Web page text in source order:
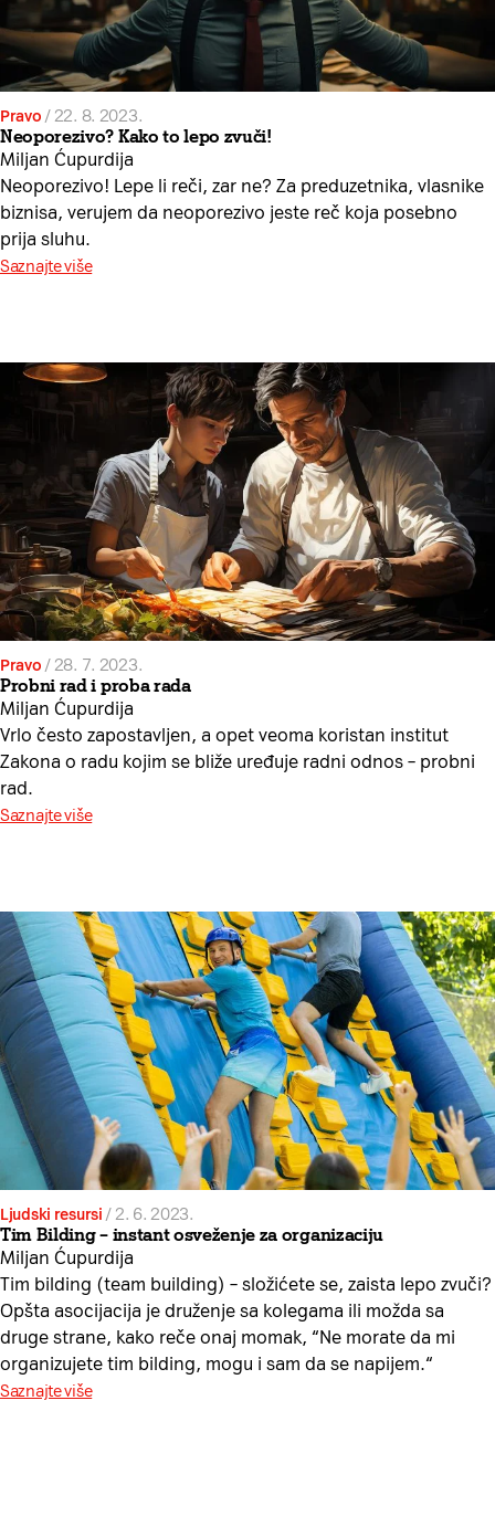
Pravo /22. 8. 2023.
Neoporezivo? Kako to lepo zvuči!
Miljan Ćupurdija
Neoporezivo! Lepe li reči, zar ne? Za preduzetnika, vlasnike
biznisa, verujem da neoporezivo jeste reč koja posebno
prija sluhu.
Saznajte više
Pravo /28. 7. 2023.
Probni rad i proba rada
Miljan Ćupurdija
Vrlo često zapostavljen, a opet veoma koristan institut
Zakona o radu kojim se bliže uređuje radni odnos – probni
rad.
Saznajte više
Ljudski resursi /2. 6. 2023.
Tim Bilding – instant osveženje za organizaciju
Miljan Ćupurdija
Tim bilding (team building) – složićete se, zaista lepo zvuči?
Opšta asocijacija je druženje sa kolegama ili možda sa
druge strane, kako reče onaj momak, “Ne morate da mi
organizujete tim bilding, mogu i sam da se napijem.“
Saznajte više